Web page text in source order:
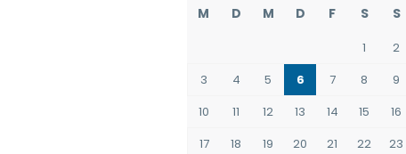
M D M D F S S
1
2
3
4 5 6 7 8
9
10
11 12 13 14 15
16
17
18 19 20 21 22
23